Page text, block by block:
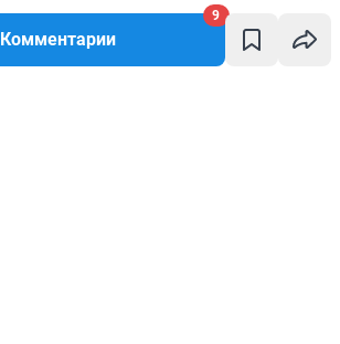
Комментарии
9